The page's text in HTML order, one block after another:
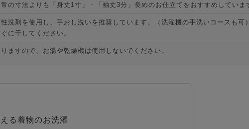
の寸法よりも「身丈1寸」・「袖丈3分」長めのお仕立てをおすすめしていま
洗剤を使用し、手おし洗いを推奨しています。（洗濯機の手洗いコースも可
に干してください。
ますので、お湯や乾燥機は使用しないでください。
る着物のお洗濯